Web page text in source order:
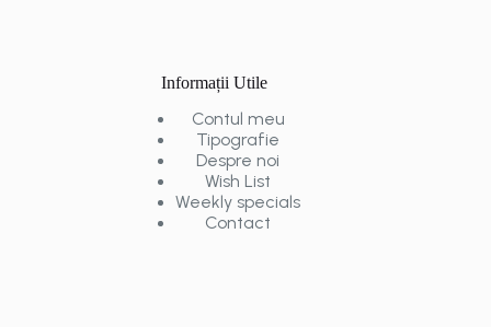
Informații Utile
Contul meu
Tipografie
Despre noi
Wish List
Weekly specials
Contact